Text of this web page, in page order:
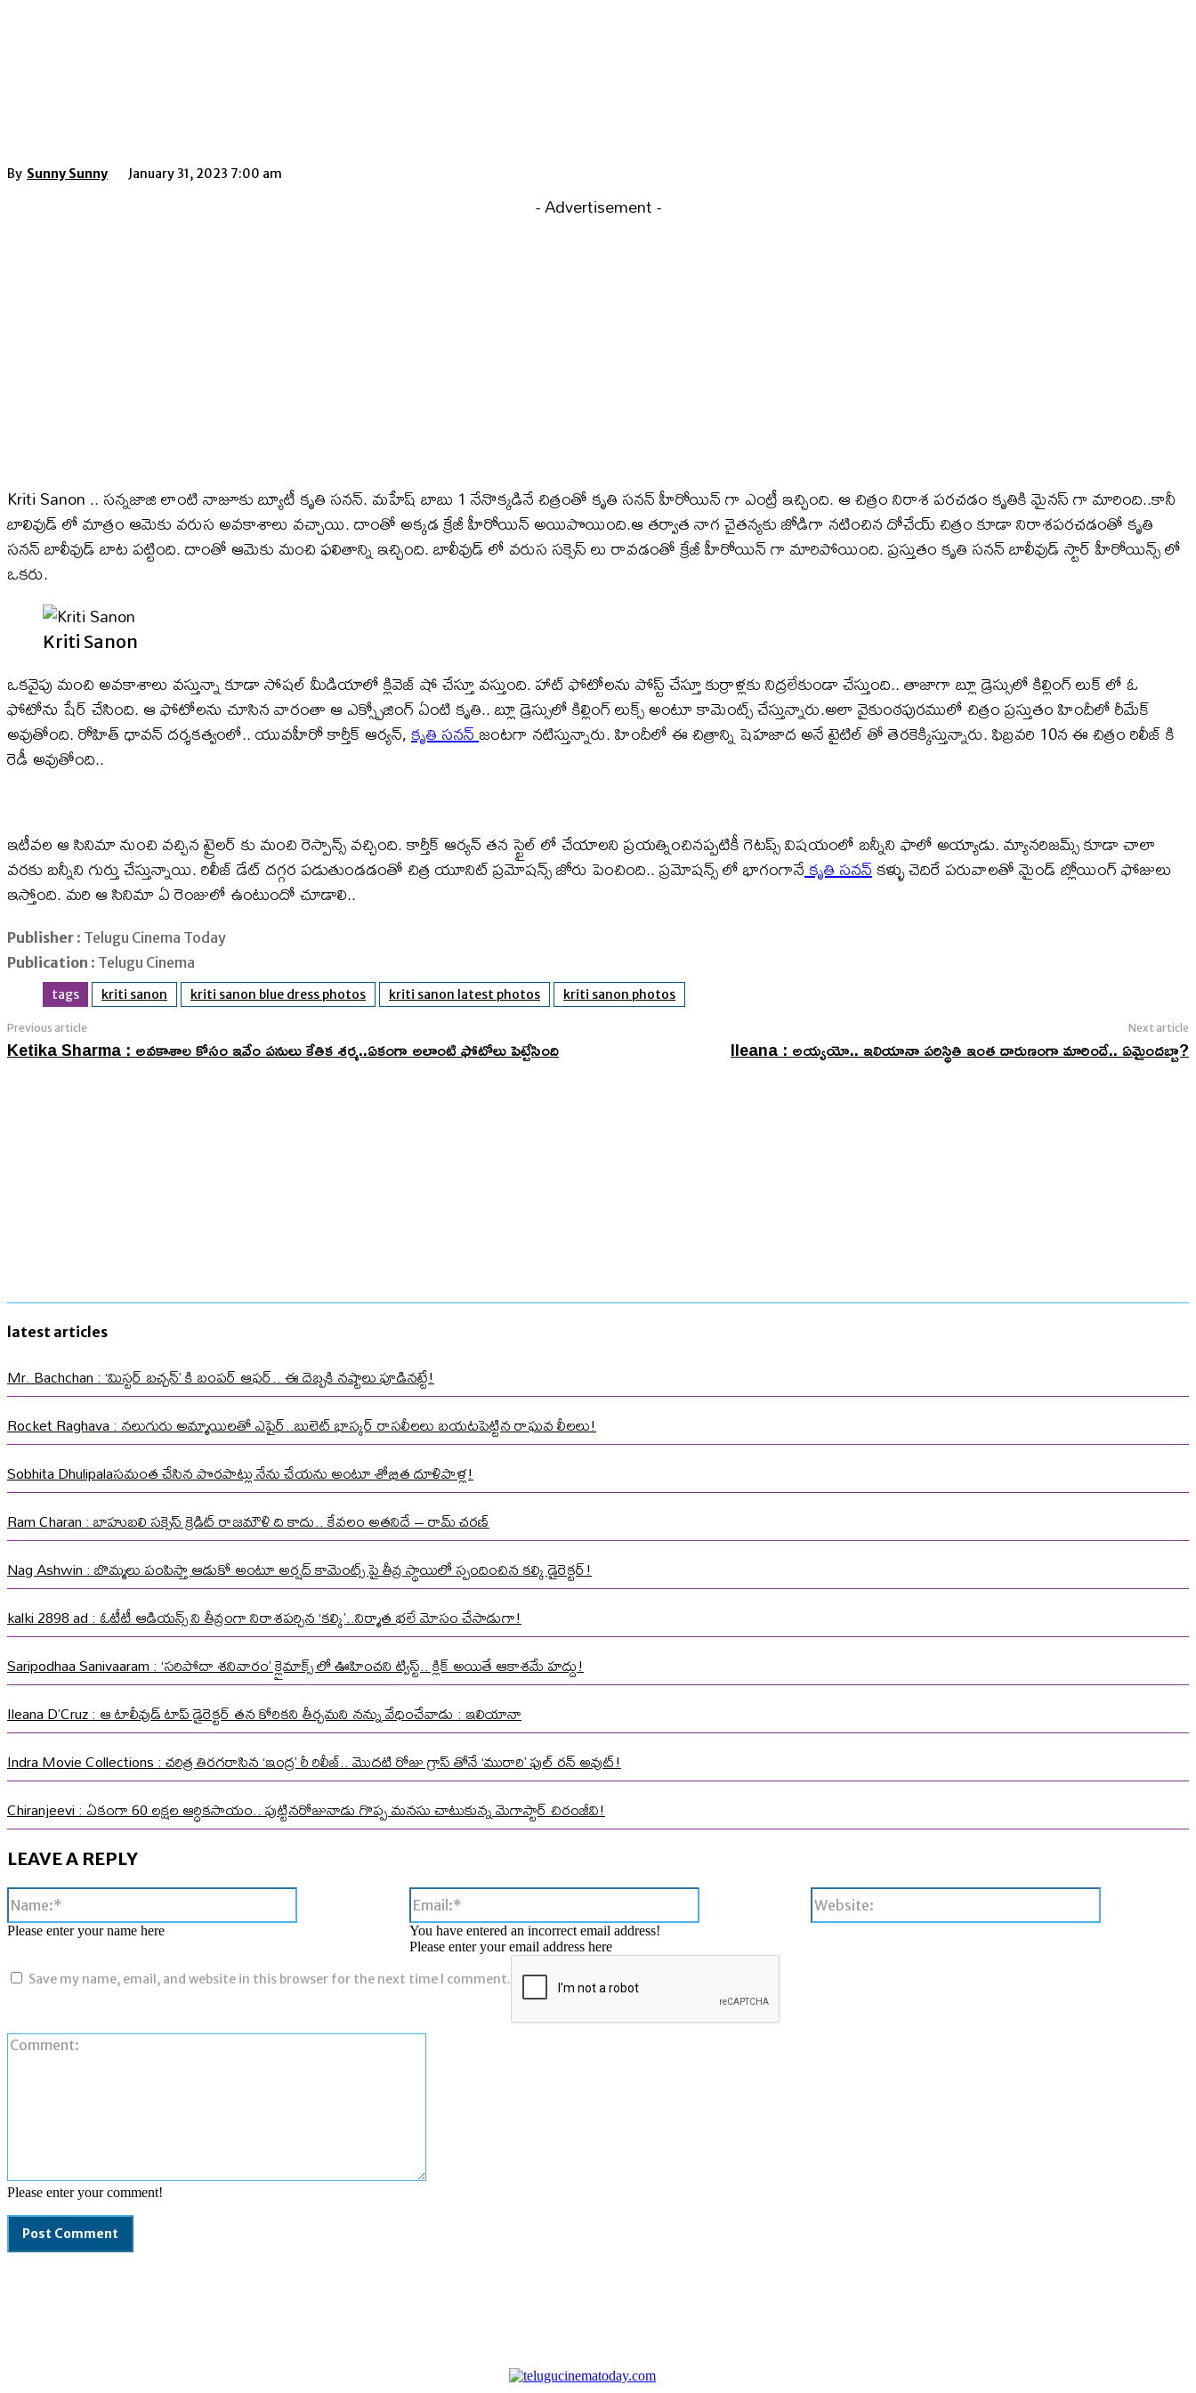
By Sunny Sunny January 31, 2023 7:00 am
- Advertisement -
Kriti Sanon .. సన్నజాజి లాంటి నాజూకు బ్యూటీ కృతి సనన్. మహేష్ బాబు 1 నేనొక్కడినే చిత్రంతో కృతి సనన్ హీరోయిన్ గా ఎంట్రీ ఇచ్చింది. ఆ చిత్రం నిరాశ పరచడం కృతికి మైనస్ గా మారింది..కానీ
బాలివుడ్ లో మాత్రం ఆమెకు వరుస అవకాశాలు వచ్చాయి. దాంతో అక్కడ క్రేజీ హీరోయిన్ అయిపొయింది.ఆ తర్వాత నాగ చైతన్యకు జోడిగా నటించిన దోచేయ్ చిత్రం కూడా నిరాశపరచడంతో కృతి
సనన్ బాలీవుడ్ బాట పట్టింది. దాంతో ఆమెకు మంచి ఫలితాన్ని ఇచ్చింది. బాలీవుడ్ లో వరుస సక్సెస్ లు రావడంతో క్రేజీ హీరోయిన్ గా మారిపోయింది. ప్రస్తుతం కృతి సనన్ బాలీవుడ్ స్టార్ హీరోయిన్స్ లో
ఒకరు.
Kriti Sanon
ఒకవైపు మంచి అవకాశాలు వస్తున్నా కూడా సోషల్ మీడియాలో క్లివెజ్ షో చేస్తూ వస్తుంది. హాట్ ఫోటోలను పోస్ట్ చేస్తూ కుర్రాళ్లకు నిద్రలేకుండా చేస్తుంది.. తాజాగా బ్లూ డ్రెస్సులో కిల్లింగ్ లుక్ లో ఓ
ఫోటోను షేర్ చేసింది. ఆ ఫోటోలను చూసిన వారంతా ఆ ఎక్స్పోజింగ్ ఏంటి కృతి.. బ్లూ డ్రెస్సులో కిల్లింగ్ లుక్స్ అంటూ కామెంట్స్ చేస్తున్నారు.అలా వైకుంఠపురములో చిత్రం ప్రస్తుతం హిందీలో రీమేక్
అవుతోంది. రోహిత్ ధావన్ దర్శకత్వంలో.. యువహీరో కార్తీక్ ఆర్యన్,కృతి సనన్జంటగా నటిస్తున్నారు. హిందీలో ఈ చిత్రాన్ని షెహజాద అనే టైటిల్ తో తెరకెక్కిస్తున్నారు. ఫిబ్రవరి 10న ఈ చిత్రం రిలీజ్ కి
రెడీ అవుతోంది..
ఇటీవల ఆ సినిమా నుంచి వచ్చిన ట్రైలర్ కు మంచి రెస్పాన్స్ వచ్చింది. కార్తీక్ ఆర్యన్ తన స్టైల్ లో చేయాలని ప్రయత్నించినప్పటికీ గెటప్స్ విషయంలో బన్నీని ఫాలో అయ్యాడు. మ్యానరిజమ్స్ కూడా చాలా
వరకు బన్నీని గుర్తు చేస్తున్నాయి. రిలీజ్ డేట్ దగ్గర పడుతుండడంతో చిత్ర యూనిట్ ప్రమోషన్స్ జోరు పెంచింది.. ప్రమోషన్స్ లో భాగంగానేకృతి సనన్కళ్ళు చెదిరే పరువాలతో మైండ్ బ్లోయింగ్ ఫోజులు
ఇస్తోంది. మరి ఆ సినిమా ఏ రెంజులో ఉంటుందో చూడాలి..
Publisher : Telugu Cinema Today
Publication : Telugu Cinema
tags kriti sanon kriti sanon blue dress photos kriti sanon latest photos kriti sanon photos
Previous article
Ketika Sharma : అవకాశాల కోసం ఇవేం పనులు కేతిక శర్మ..ఏకంగా అలాంటి ఫోటోలు పెట్టేసింది
Next article
Ileana : అయ్యయో.. ఇలియానా పరిస్థితి ఇంత దారుణంగా మారిందే.. ఏమైందబ్బా?
latest articles
Mr. Bachchan : ‘మిస్టర్ బచ్చన్’ కి బంపర్ ఆఫర్.. ఈ దెబ్బకి నష్టాలు పూడినట్టే!
Rocket Raghava : నలుగురు అమ్మాయిలతో ఎఫైర్..బులెట్ భాస్కర్ రాసలీలలు బయటపెట్టిన రాఘవ లీలలు!
Sobhita Dhulipalaసమంత చేసిన పొరపాట్లు నేను చేయను అంటూ శోభిత దూళిపాళ్ల!
Ram Charan : బాహుబలి సక్సెస్ క్రెడిట్ రాజమౌళి ది కాదు.. కేవలం అతనిదే – రామ్ చరణ్
Nag Ashwin : బొమ్మలు పంపిస్తా ఆడుకో అంటూ అర్షద్ కామెంట్స్ పై తీవ్ర స్థాయిలో స్పందించిన కల్కి డైరెక్టర్!
kalki 2898 ad : ఓటీటీ ఆడియన్స్ ని తీవ్రంగా నిరాశపర్చిన ‘కల్కి’..నిర్మాత భలే మోసం చేసాడుగా!
Saripodhaa Sanivaaram : ‘సరిపోదా శనివారం’ క్లైమాక్స్ లో ఊహించని ట్విస్ట్.. క్లిక్ అయితే ఆకాశమే హద్దు!
Ileana D’Cruz : ఆ టాలీవుడ్ టాప్ డైరెక్టర్ తన కోరికని తీర్చమని నన్ను వేధించేవాడు : ఇలియానా
Indra Movie Collections : చరిత్ర తిరగరాసిన ‘ఇంద్ర’ రీ రిలీజ్.. మొదటి రోజు గ్రాస్ తోనే ‘మురారి’ ఫుల్ రన్ అవుట్!
Chiranjeevi : ఏకంగా 60 లక్షల ఆర్ధికసాయం.. పుట్టినరోజునాడు గొప్ప మనసు చాటుకున్న మెగాస్టార్ చిరంజీవి!
LEAVE A REPLY
Please enter your comment!
Please enter your name here
Email:*
You have entered an incorrect email address!
Please enter your email address here
Save my name, email, and website in this browser for the next time I comment.